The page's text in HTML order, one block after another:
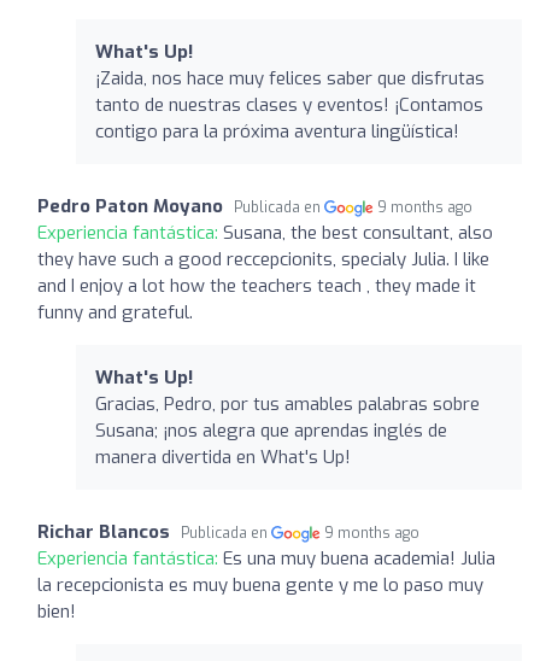
What's Up!
¡Zaida, nos hace muy felices saber que disfrutas
tanto de nuestras clases y eventos! ¡Contamos
contigo para la próxima aventura lingüística!
Pedro Paton Moyano Publicada en 9 months ago
Experiencia fantástica: Susana, the best consultant, also
they have such a good reccepcionits, specialy Julia. I like
and I enjoy a lot how the teachers teach , they made it
funny and grateful.
What's Up!
Gracias, Pedro, por tus amables palabras sobre
Susana; ¡nos alegra que aprendas inglés de
manera divertida en What's Up!
Richar Blancos Publicada en 9 months ago
Experiencia fantástica: Es una muy buena academia! Julia
la recepcionista es muy buena gente y me lo paso muy
bien!